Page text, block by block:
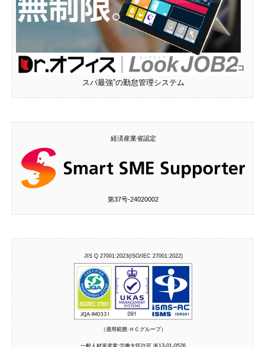
“コ
スパ最強”の勤怠管理システム
経済産業省認定
第37号‐24020002
JIS Q 27001:2023(ISO/IEC 27001:2022)
（適用範囲:ＨＣグループ）